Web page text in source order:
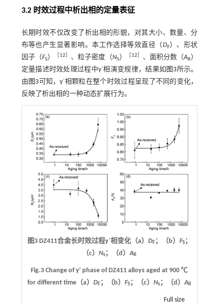
3.2 时效过程中析出相的定量表征
长期时效不仅改变了析出相的形貌，对其大小、数量、分
布等也产生显著影响。本工作选择等效直径（DF）、形状
因子（FS） 12 、粒子密度（NS） 12 、面积分数（AR）
定量描述时效处理过程中γ΄相演变规律，结果如 图3所示。
由 图3 可知，γ΄相颗粒在整个时效过程呈现了不同的变化，
反映了析出相的一种动态扩展行为。
图3 DZ411合金长时效过程γ΄相变化（a） DF；（b） FS；
（c）Ns；（d）AR
Fig.3 Change of γ' phase of DZ411 alloys aged at 900 ℃
for different time（a）DF；（b）FS；（c）Ns；（d）AR
Full size